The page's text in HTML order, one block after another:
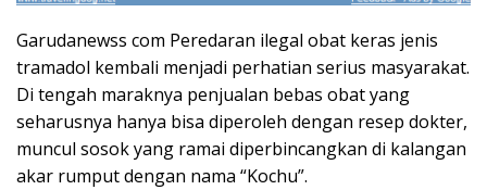
Garudanewss com Peredaran ilegal obat keras jenis
tramadol kembali menjadi perhatian serius masyarakat.
Di tengah maraknya penjualan bebas obat yang
seharusnya hanya bisa diperoleh dengan resep dokter,
muncul sosok yang ramai diperbincangkan di kalangan
akar rumput dengan nama “Kochu”.